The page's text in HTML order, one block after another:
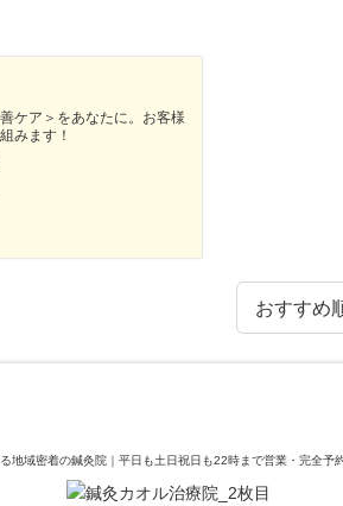
ケア＞をあなたに。お客様
みます！
地域密着の鍼灸院｜平日も土日祝日も22時まで営業・完全予